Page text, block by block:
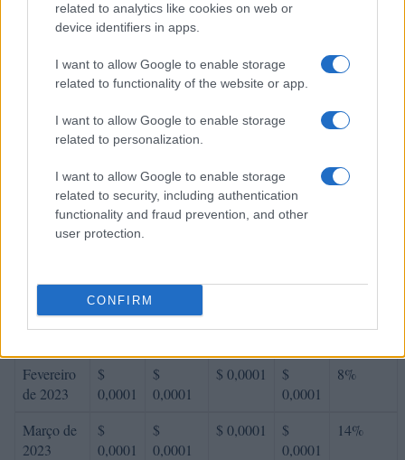
related to analytics like cookies on web or
device identifiers in apps.
I want to allow Google to enable storage
related to functionality of the website or app.
I want to allow Google to enable storage
related to personalization.
I want to allow Google to enable storage
related to security, including authentication
functionality and fraud prevention, and other
user protection.
CONFIRM
Outubro
de 2022
$
0,0001
$
0,0001
$ 0,0001
$
Novembro
de 2022
$
0,0001
$
0,0001
$ 0,0001
$
0,0001
-13%
Dezembro
de 2022
$
0,0001
$
0,0001
$ 0,0001
$
7%
Previsão de preço do Floki Inu para 2023
Encontro Preço Mínimo Máximo Média
mensal
Janeiro de
$
$
Fevereiro
de 2023
$
0,0001
$
0,0001
$ 0,0001
$
0,0001
8%
Março de
2023
$
0,0001
$
0,0001
$ 0,0001
$
0,0001
14%